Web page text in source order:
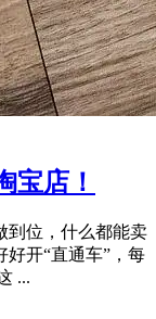
宝店！
到位，什么都能卖
开“直通车”，每
...